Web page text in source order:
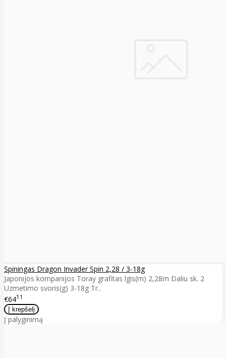
Spiningas Dragon Invader Spin 2,28 / 3-18g
Japonijos kompanijos Toray grafitas lgis(m) 2,28m Daliu sk. 2
Uzmetimo svoris(g) 3-18g Tr..
€6411
Į palyginimą